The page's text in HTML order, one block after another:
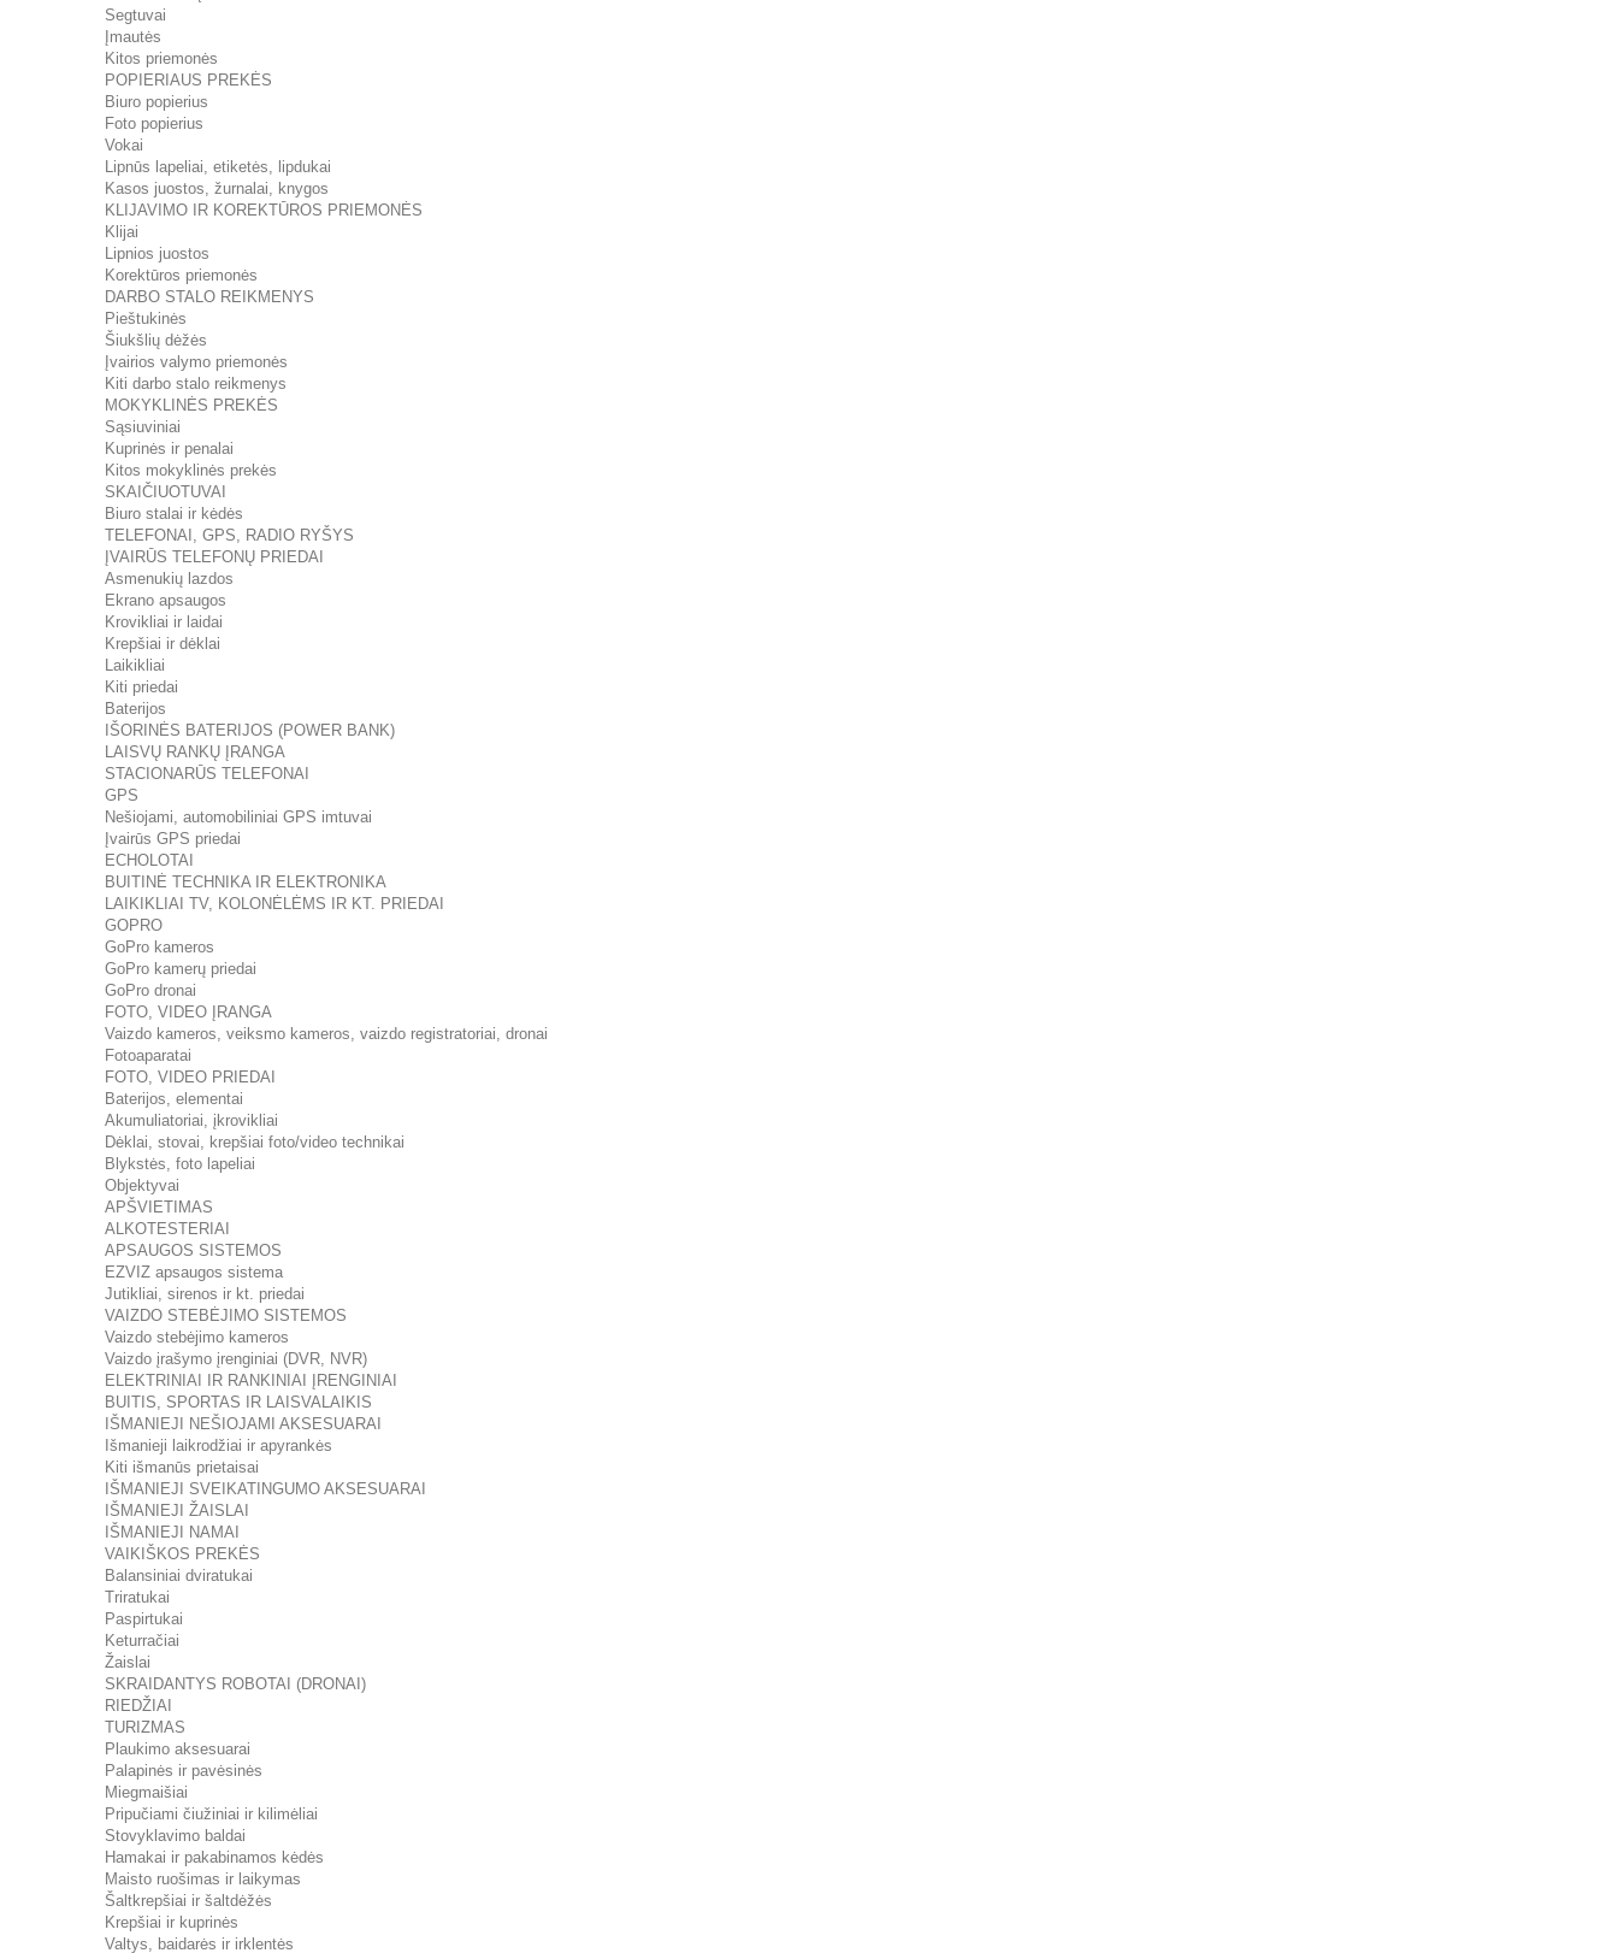
Segtuvai
Įmautės
Kitos priemonės
POPIERIAUS PREKĖS
Biuro popierius
Foto popierius
Vokai
Lipnūs lapeliai, etiketės, lipdukai
Kasos juostos, žurnalai, knygos
KLIJAVIMO IR KOREKTŪROS PRIEMONĖS
Klijai
Lipnios juostos
Korektūros priemonės
DARBO STALO REIKMENYS
Pieštukinės
Šiukšlių dėžės
Įvairios valymo priemonės
Kiti darbo stalo reikmenys
MOKYKLINĖS PREKĖS
Sąsiuviniai
Kuprinės ir penalai
Kitos mokyklinės prekės
SKAIČIUOTUVAI
Biuro stalai ir kėdės
TELEFONAI, GPS, RADIO RYŠYS
ĮVAIRŪS TELEFONŲ PRIEDAI
Asmenukių lazdos
Ekrano apsaugos
Krovikliai ir laidai
Krepšiai ir dėklai
Laikikliai
Kiti priedai
Baterijos
IŠORINĖS BATERIJOS (POWER BANK)
LAISVŲ RANKŲ ĮRANGA
STACIONARŪS TELEFONAI
GPS
Nešiojami, automobiliniai GPS imtuvai
Įvairūs GPS priedai
ECHOLOTAI
BUITINĖ TECHNIKA IR ELEKTRONIKA
LAIKIKLIAI TV, KOLONĖLĖMS IR KT. PRIEDAI
GOPRO
GoPro kameros
GoPro kamerų priedai
GoPro dronai
FOTO, VIDEO ĮRANGA
Vaizdo kameros, veiksmo kameros, vaizdo registratoriai, dronai
Fotoaparatai
FOTO, VIDEO PRIEDAI
Baterijos, elementai
Akumuliatoriai, įkrovikliai
Dėklai, stovai, krepšiai foto/video technikai
Blykstės, foto lapeliai
Objektyvai
APŠVIETIMAS
ALKOTESTERIAI
APSAUGOS SISTEMOS
EZVIZ apsaugos sistema
Jutikliai, sirenos ir kt. priedai
VAIZDO STEBĖJIMO SISTEMOS
Vaizdo stebėjimo kameros
Vaizdo įrašymo įrenginiai (DVR, NVR)
ELEKTRINIAI IR RANKINIAI ĮRENGINIAI
BUITIS, SPORTAS IR LAISVALAIKIS
IŠMANIEJI NEŠIOJAMI AKSESUARAI
Išmanieji laikrodžiai ir apyrankės
Kiti išmanūs prietaisai
IŠMANIEJI SVEIKATINGUMO AKSESUARAI
IŠMANIEJI ŽAISLAI
IŠMANIEJI NAMAI
VAIKIŠKOS PREKĖS
Balansiniai dviratukai
Triratukai
Paspirtukai
Keturračiai
Žaislai
SKRAIDANTYS ROBOTAI (DRONAI)
RIEDŽIAI
TURIZMAS
Plaukimo aksesuarai
Palapinės ir pavėsinės
Miegmaišiai
Pripučiami čiužiniai ir kilimėliai
Stovyklavimo baldai
Hamakai ir pakabinamos kėdės
Maisto ruošimas ir laikymas
Šaltkrepšiai ir šaltdėžės
Krepšiai ir kuprinės
Valtys, baidarės ir irklentės